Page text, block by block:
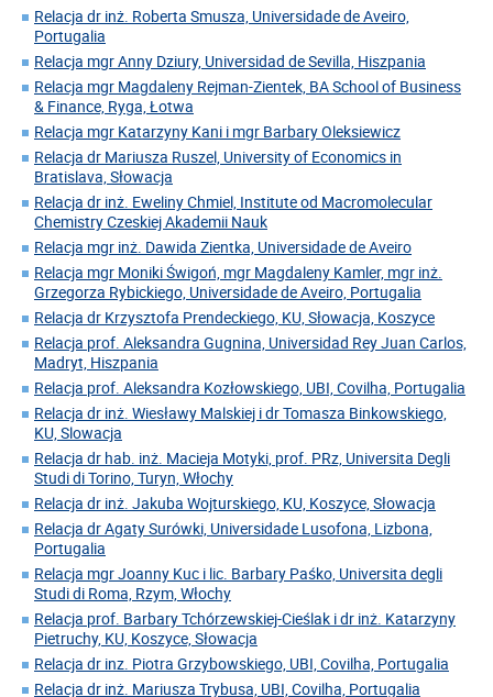
Relacja dr inż. Roberta Smusza, Universidade de Aveiro,
Portugalia
Relacja mgr Anny Dziury, Universidad de Sevilla, Hiszpania
Relacja mgr Magdaleny Rejman-Zientek, BA School of Business
& Finance, Ryga, Łotwa
Relacja mgr Katarzyny Kani i mgr Barbary Oleksiewicz
Relacja dr Mariusza Ruszel, University of Economics in
Bratislava, Słowacja
Relacja dr inż. Eweliny Chmiel, Institute od Macromolecular
Chemistry Czeskiej Akademii Nauk
Relacja mgr inż. Dawida Zientka, Universidade de Aveiro
Relacja mgr Moniki Świgoń, mgr Magdaleny Kamler, mgr inż.
Grzegorza Rybickiego, Universidade de Aveiro, Portugalia
Relacja dr Krzysztofa Prendeckiego, KU, Słowacja, Koszyce
Relacja prof. Aleksandra Gugnina, Universidad Rey Juan Carlos,
Madryt, Hiszpania
Relacja prof. Aleksandra Kozłowskiego, UBI, Covilha, Portugalia
Relacja dr inż. Wiesławy Malskiej i dr Tomasza Binkowskiego,
KU, Slowacja
Relacja dr hab. inż. Macieja Motyki, prof. PRz, Universita Degli
Studi di Torino, Turyn, Włochy
Relacja dr inż. Jakuba Wojturskiego, KU, Koszyce, Słowacja
Relacja dr Agaty Surówki, Universidade Lusofona, Lizbona,
Portugalia
Relacja mgr Joanny Kuc i lic. Barbary Paśko, Universita degli
Studi di Roma, Rzym, Włochy
Relacja prof. Barbary Tchórzewskiej-Cieślak i dr inż. Katarzyny
Pietruchy, KU, Koszyce, Słowacja
Relacja dr inz. Piotra Grzybowskiego, UBI, Covilha, Portugalia
Relacja dr inż. Mariusza Trybusa, UBI, Covilha, Portugalia